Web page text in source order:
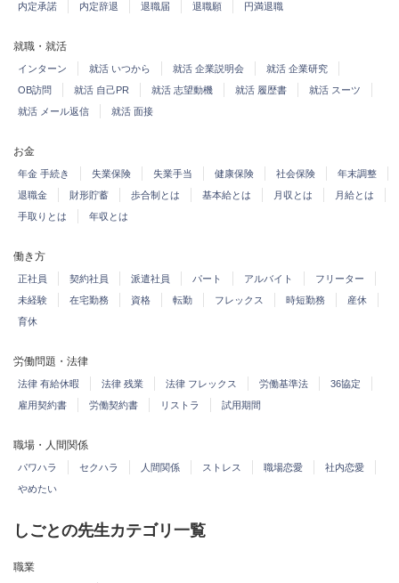
内定承諾 内定辞退 退職届 退職願 円満退職
就職・就活
インターン 就活 いつから 就活 企業説明会
就活 企業研究
OB訪問
就活 自己PR 就活 志望動機 就活 履歴書
就活 スーツ
就活 メール返信
就活 面接
お金
年金 手続き 失業保険 失業手当 健康保険 社会保険
年末調整
退職金
財形貯蓄 歩合制とは 基本給とは 月収とは
月給とは
手取りとは
年収とは
働き方
正社員 契約社員 派遣社員 パート アルバイト
フリーター
未経験
在宅勤務 資格 転勤 フレックス 時短勤務
産休
育休
労働問題・法律
法律 有給休暇 法律 残業 法律 フレックス 労働基準法
36協定
雇用契約書
労働契約書 リストラ 試用期間
職場・人間関係
パワハラ セクハラ 人間関係 ストレス 職場恋愛
社内恋愛
やめたい
しごとの先生カテゴリ一覧
職業